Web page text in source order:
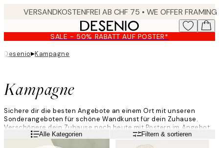
content.
SALE - 50% RABATT AUF POSTER*
Desenio▸Kampagne
Kampagne
Sichere dir die besten Angebote an einem Ort mit unseren
Sonderangeboten für schöne Wandkunst für dein Zuhause.
Verschönere dein Zuhause noch heute mit Postern im Angebot.
WeiterlesenAlle Kategorien Filtern & sortieren